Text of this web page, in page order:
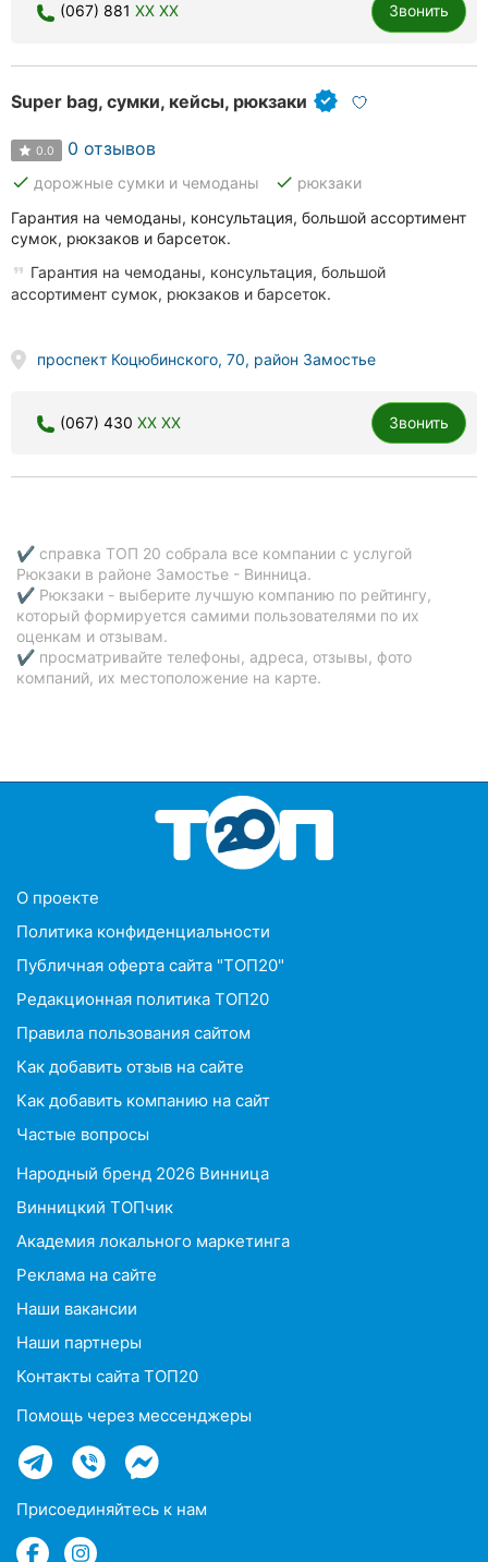
Ужгород
(067) 881 XX XX Звонить
Super bag, сумки, кейсы, рюкзаки
0.0 0 отзывов
done дорожные сумки и чемоданы done рюкзаки
Гарантия на чемоданы, консультация, большой ассортимент
сумок, рюкзаков и барсеток.
Гарантия на чемоданы, консультация, большой
ассортимент сумок, рюкзаков и барсеток.
проспект Коцюбинского, 70, район Замостье
(067) 430 XX XX Звонить
✔ справка ТОП 20 собрала все компании с услугой
Рюкзаки в районе Замостье - Винница.
✔ Рюкзаки - выберите лучшую компанию по рейтингу,
который формируется самими пользователями по их
оценкам и отзывам.
✔ просматривайте телефоны, адреса, отзывы, фото
компаний, их местоположение на карте.
O проекте
Политика конфиденциальности
Публичная оферта сайта "ТОП20"
Редакционная политика ТОП20
Правила пользования сайтом
Как добавить отзыв на сайте
Как добавить компанию на сайт
Частые вопросы
Народный бренд 2026 Винница
Винницкий ТОПчик
Академия локального маркетинга
Реклама на сайте
Наши вакансии
Наши партнеры
Контакты сайта ТОП20
Помощь через мессенджеры
Присоединяйтесь к нам